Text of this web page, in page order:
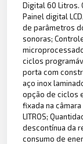
Digital 60 Litros.
Painel digital
de parâmetros
sonoras;
ciclos
porta com
aço inox
opção de ciclos
fixada na
LITROS;
descontínua da
consumo de